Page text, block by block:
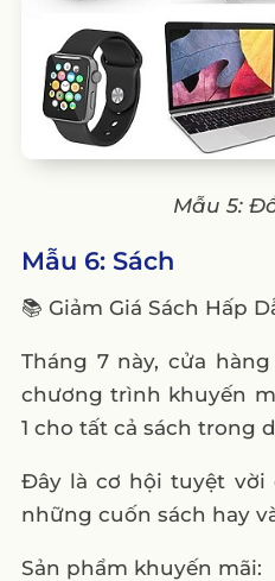
Mẫu 5:
Mẫu 6: Sách
📚 Giảm Giá Sách Hấp
Tháng 7 này, cửa
chương trình khuyến
1 cho tất cả sách trong
Đây là cơ hội tuyệt vời
những cuốn sách hay
Sản phẩm khuyến mãi: